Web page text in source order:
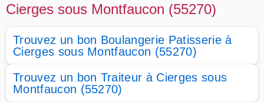
Cierges sous Montfaucon (55270)
Trouvez un bon Boulangerie Patisserie à
Cierges sous Montfaucon (55270)
Trouvez un bon Traiteur à Cierges sous
Montfaucon (55270)